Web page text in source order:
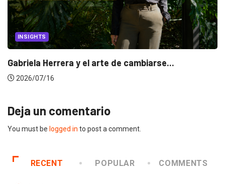
INSIGHTS
Gabriela Herrera y el arte de cambiarse...
2026/07/16
Deja un comentario
You must be logged in to post a comment.
RECENT POPULAR COMMENTS